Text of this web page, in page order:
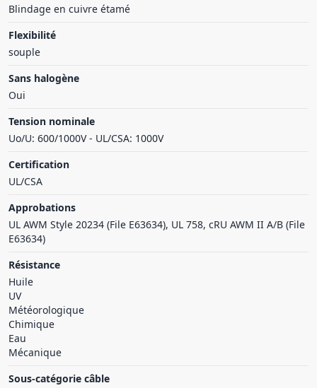
Blindage en cuivre étamé
Flexibilité
souple
Sans halogène
Oui
Tension nominale
Uo/U: 600/1000V - UL/CSA: 1000V
Certification
UL/CSA
Approbations
UL AWM Style 20234 (File E63634), UL 758, cRU AWM II A/B (File
E63634)
Résistance
Huile
UV
Météorologique
Chimique
Eau
Mécanique
Sous-catégorie câble